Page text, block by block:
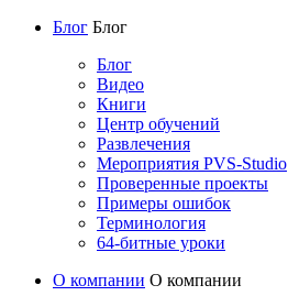
Блог Блог
Блог
Видео
Книги
Центр обучений
Развлечения
Мероприятия PVS-Studio
Проверенные проекты
Примеры ошибок
Терминология
64-битные уроки
О компании О компании